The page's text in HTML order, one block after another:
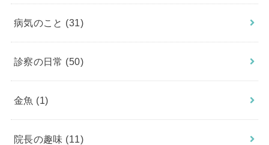
病気のこと (31)
診察の日常 (50)
金魚 (1)
院長の趣味 (11)